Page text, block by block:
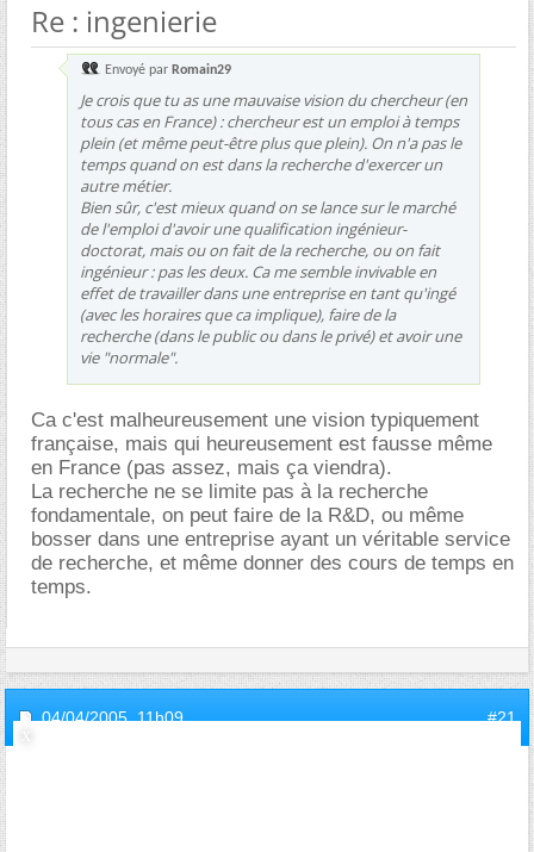
Re : ingenierie
Envoyé par Romain29
Je crois que tu as une mauvaise vision du chercheur (en
tous cas en France) : chercheur est un emploi à temps
plein (et même peut-être plus que plein). On n'a pas le
temps quand on est dans la recherche d'exercer un
autre métier.
Bien sûr, c'est mieux quand on se lance sur le marché
de l'emploi d'avoir une qualification ingénieur-
doctorat, mais ou on fait de la recherche, ou on fait
ingénieur : pas les deux. Ca me semble invivable en
effet de travailler dans une entreprise en tant qu'ingé
(avec les horaires que ca implique), faire de la
recherche (dans le public ou dans le privé) et avoir une
vie "normale".
Ca c'est malheureusement une vision typiquement
française, mais qui heureusement est fausse même
en France (pas assez, mais ça viendra).
La recherche ne se limite pas à la recherche
fondamentale, on peut faire de la R&D, ou même
bosser dans une entreprise ayant un véritable service
de recherche, et même donner des cours de temps en
temps.
04/04/2005,11h09 #21